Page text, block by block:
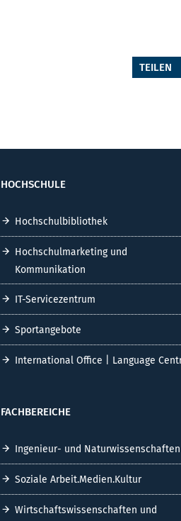
TEILEN
HOCHSCHULE
Hochschulbibliothek
Hochschulmarketing und
Kommunikation
IT-Servicezentrum
Sportangebote
International Office | Language
FACHBEREICHE
Ingenieur- und Naturwissenschaften
Soziale Arbeit.Medien.Kultur
Wirtschaftswissenschaften und